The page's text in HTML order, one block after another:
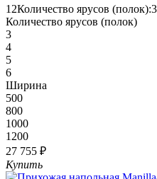
12Количество ярусов (полок):3
Количество ярусов (полок)
3
4
5
6
Ширина
500
800
1000
1200
27 755 ₽
Купить